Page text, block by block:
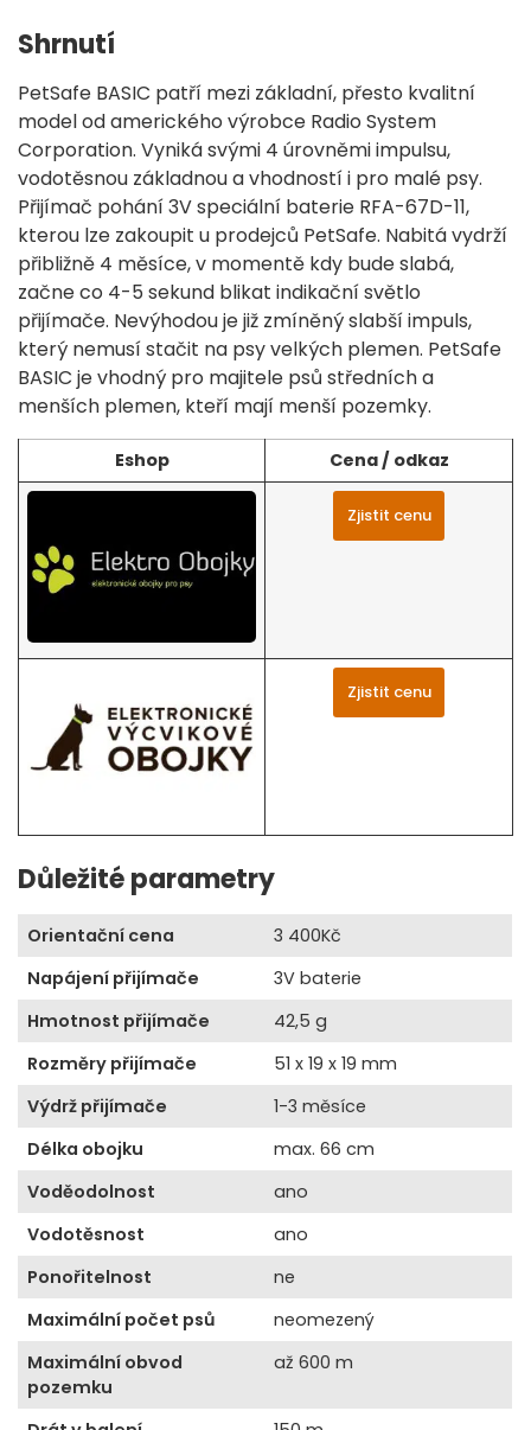
Shrnutí
PetSafe BASIC patří mezi základní, přesto kvalitní
model od amerického výrobce Radio System
Corporation. Vyniká svými 4 úrovněmi impulsu,
vodotěsnou základnou a vhodností i pro malé psy.
Přijímač pohání 3V speciální baterie RFA-67D-11,
kterou lze zakoupit u prodejců PetSafe. Nabitá vydrží
přibližně 4 měsíce, v momentě kdy bude slabá,
začne co 4-5 sekund blikat indikační světlo
přijímače. Nevýhodou je již zmíněný slabší impuls,
který nemusí stačit na psy velkých plemen. PetSafe
BASIC je vhodný pro majitele psů středních a
menších plemen, kteří mají menší pozemky.
Eshop Cena / odkaz
Zjistit cenu
Zjistit cenu
Důležité parametry
Orientační cena
3 400Kč
Napájení přijímače
3V baterie
Hmotnost přijímače
42,5 g
Rozměry přijímače
51 x 19 x 19 mm
Výdrž přijímače
1-3 měsíce
Délka obojku
max. 66 cm
Voděodolnost
ano
Vodotěsnost
ano
Ponořitelnost
ne
Maximální počet psů
neomezený
Maximální obvod
pozemku
až 600 m